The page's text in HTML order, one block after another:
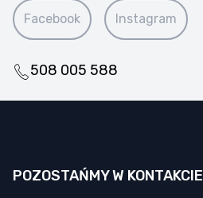
Facebook Instagram
508 005 588
POZOSTAŃMY W KONTAKCIE